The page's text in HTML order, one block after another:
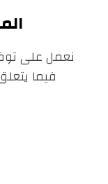
نعمل على
فيما